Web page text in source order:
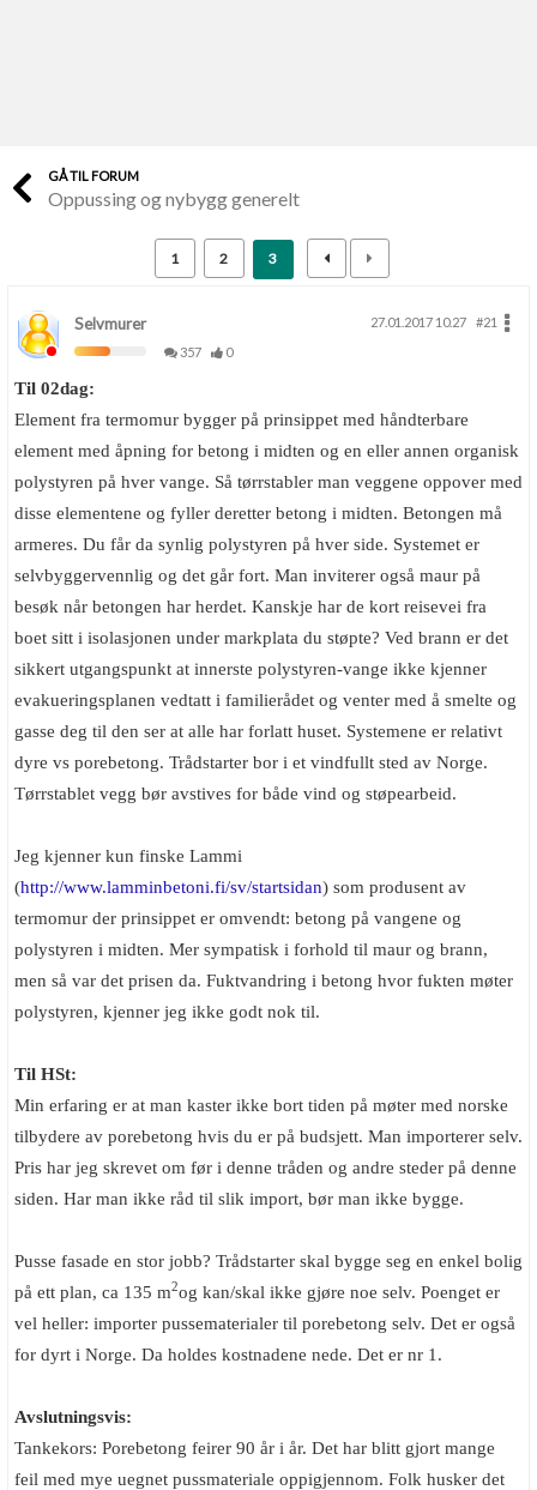
Finn håndverkere
Skaff dokumentasjon som mangler
Kundeservice
Kom i gang med Boligmappa
Se din bolig? Klikk her
Boligmappa+
Få mer ut av Boligmappa
Nytt
GÅ TIL FORUM
Oppussing og nybygg generelt
1 2 3
Selvmurer 27.01.2017 10.27
#21
357
0
Til 02dag:
Element fra termomur bygger på prinsippet med håndterbare
element med åpning for betong i midten og en eller annen organisk
polystyren på hver vange. Så tørrstabler man veggene oppover med
disse elementene og fyller deretter betong i midten. Betongen må
armeres. Du får da synlig polystyren på hver side. Systemet er
selvbyggervennlig og det går fort. Man inviterer også maur på
besøk når betongen har herdet. Kanskje har de kort reisevei fra
boet sitt i isolasjonen under markplata du støpte? Ved brann er det
sikkert utgangspunkt at innerste polystyren-vange ikke kjenner
evakueringsplanen vedtatt i familierådet og venter med å smelte og
gasse deg til den ser at alle har forlatt huset. Systemene er relativt
dyre vs porebetong. Trådstarter bor i et vindfullt sted av Norge.
Tørrstablet vegg bør avstives for både vind og støpearbeid.
Jeg kjenner kun finske Lammi
(http://www.lamminbetoni.fi/sv/startsidan) som produsent av
termomur der prinsippet er omvendt: betong på vangene og
polystyren i midten. Mer sympatisk i forhold til maur og brann,
men så var det prisen da. Fuktvandring i betong hvor fukten møter
polystyren, kjenner jeg ikke godt nok til.
Til HSt:
Min erfaring er at man kaster ikke bort tiden på møter med norske
tilbydere av porebetong hvis du er på budsjett. Man importerer selv.
Pris har jeg skrevet om før i denne tråden og andre steder på denne
siden. Har man ikke råd til slik import, bør man ikke bygge.
Pusse fasade en stor jobb? Trådstarter skal bygge seg en enkel bolig
på ett plan, ca 135 m2og kan/skal ikke gjøre noe selv. Poenget er
vel heller: importer pussematerialer til porebetong selv. Det er også
for dyrt i Norge. Da holdes kostnadene nede. Det er nr 1.
Avslutningsvis:
Tankekors: Porebetong feirer 90 år i år. Det har blitt gjort mange
feil med mye uegnet pussmateriale oppigjennom. Folk husker det